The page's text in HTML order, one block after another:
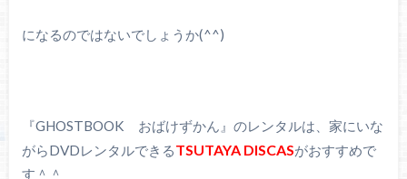
になるのではないでしょうか(^^)
『GHOSTBOOK おばけずかん』のレンタルは、家にいな
がらDVDレンタルできるTSUTAYA DISCASがおすすめで
す＾＾